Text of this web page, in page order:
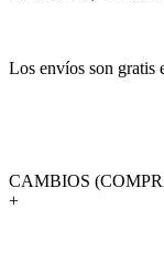
Los envíos son gratis
CAMBIOS
+